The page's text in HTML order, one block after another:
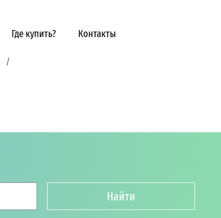
Где купить? Контакты
Найти